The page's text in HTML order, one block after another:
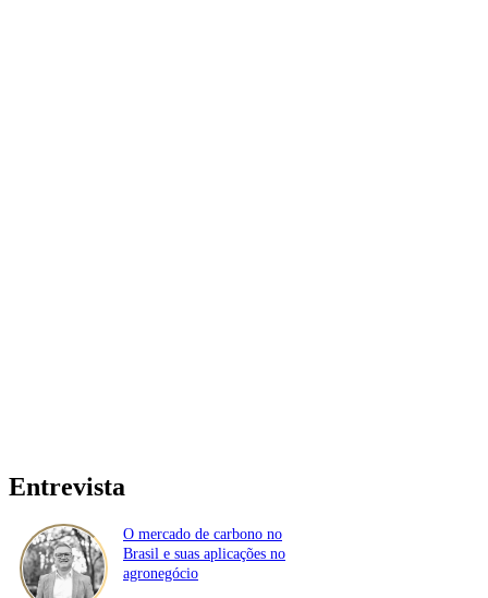
Entrevista
O mercado de carbono no
Brasil e suas aplicações no
agronegócio